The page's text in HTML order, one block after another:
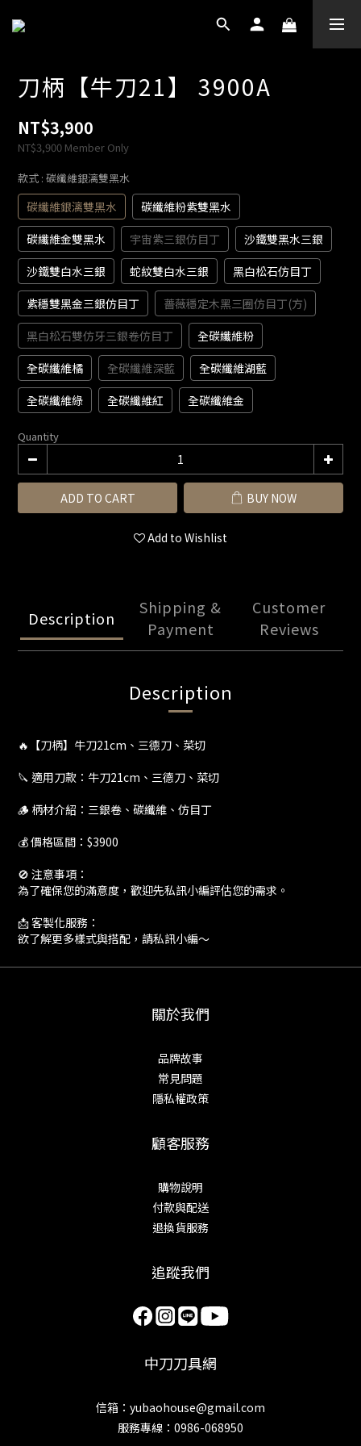
刀柄【牛刀21】 3900A
NT$3,900
NT$3,900 Member Only
款式 : 碳纖維銀漓雙黑水
碳纖維銀漓雙黑水
碳纖維粉紫雙黑水
碳纖維金雙黑水
宇宙紫三銀仿目丁
沙鐵雙黑水三銀
沙鐵雙白水三銀
蛇紋雙白水三銀
黑白松石仿目丁
紫穩雙黑金三銀仿目丁
薔薇穩定木黑三圈仿目丁(方)
黑白松石雙仿牙三銀卷仿目丁
全碳纖維粉
全碳纖維橘
全碳纖維深藍
全碳纖維湖藍
全碳纖維綠
全碳纖維紅 全碳纖維金
Quantity
ADD TO CART BUY NOW
Add to Wishlist
Description
Shipping &
Payment
Customer
Reviews
Description
🔥【刀柄】牛刀21cm、三德刀、菜切
🔪 適用刀款：牛刀21cm、三德刀、菜切
🪵 柄材介紹：三銀卷、碳纖維、仿目丁
💰 價格區間：$3900
🚫 注意事項：
為了確保您的滿意度，歡迎先私訊小編評估您的需求。
📩 客製化服務：
欲了解更多樣式與搭配，請私訊小編～
關於我們
品牌故事
常見問題
隱私權政策
顧客服務
購物說明
付款與配送
退換貨服務
追蹤我們
中刀刀具網
信箱：yubaohouse@gmail.com
服務專線：0986-068950